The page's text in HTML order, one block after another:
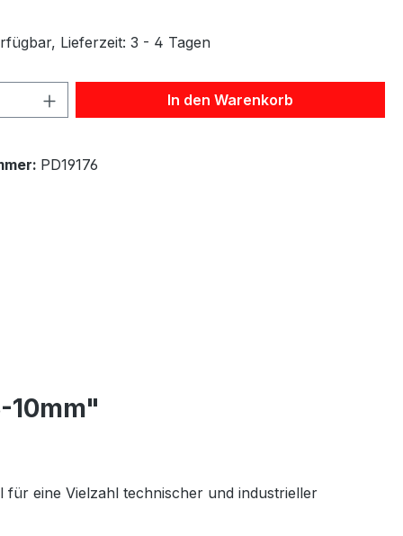
Lieferzeit: 3 - 4 Tagen
Gib den gewünschten Wert
In den Warenkorb
PD19176
10mm"
eine Vielzahl technischer und industrieller